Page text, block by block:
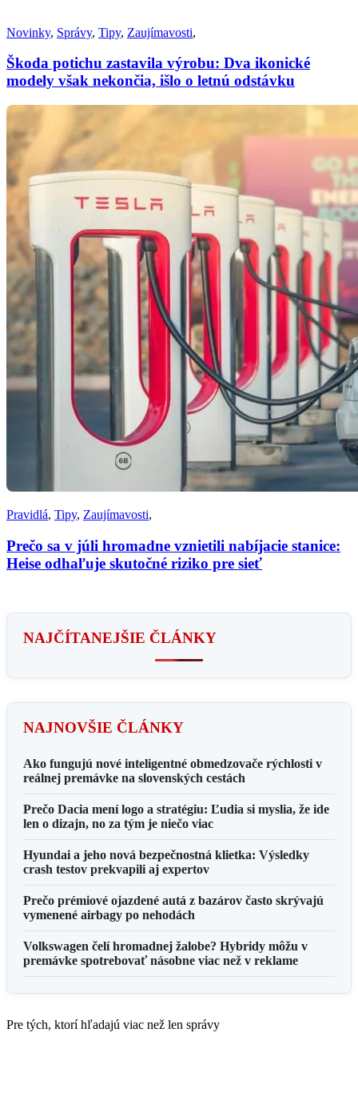
Novinky, Správy, Tipy, Zaujímavosti,
Škoda potichu zastavila výrobu: Dva ikonické
modely však nekončia, išlo o letnú odstávku
Pravidlá, Tipy, Zaujímavosti,
Prečo sa v júli hromadne vznietili nabíjacie stanice:
Heise odhaľuje skutočné riziko pre sieť
NAJČÍTANEJŠIE ČLÁNKY
NAJNOVŠIE ČLÁNKY
Ako fungujú nové inteligentné obmedzovače rýchlosti v
reálnej premávke na slovenských cestách
Prečo Dacia mení logo a stratégiu: Ľudia si myslia, že ide
len o dizajn, no za tým je niečo viac
Hyundai a jeho nová bezpečnostná klietka: Výsledky
crash testov prekvapili aj expertov
Prečo prémiové ojazdené autá z bazárov často skrývajú
vymenené airbagy po nehodách
Volkswagen čelí hromadnej žalobe? Hybridy môžu v
premávke spotrebovať násobne viac než v reklame
Pre tých, ktorí hľadajú viac než len správy